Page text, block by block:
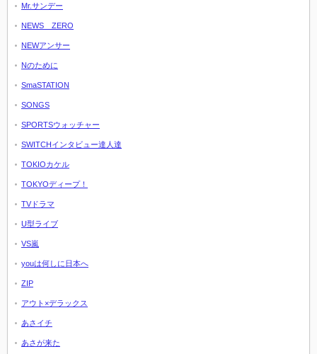
Mr.サンデー
NEWS ZERO
NEWアンサー
Nのために
SmaSTATION
SONGS
SPORTSウォッチャー
SWITCHインタビュー達人達
TOKIOカケル
TOKYOディープ！
TVドラマ
U型ライブ
VS嵐
youは何しに日本へ
ZIP
アウト×デラックス
あさイチ
あさが来た